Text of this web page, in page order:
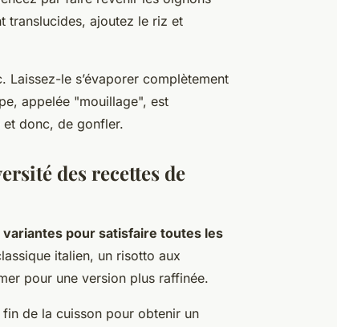
translucides, ajoutez le riz et
Laissez-le s’évaporer complètement
appelée "mouillage", est
et donc, de gonfler.
des recettes de
pour satisfaire toutes les
italien, un risotto aux
pour une version plus raffinée.
fin de la cuisson pour obtenir un